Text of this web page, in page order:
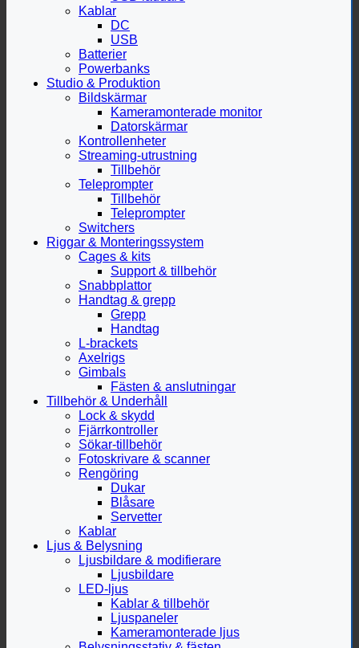
Kablar
DC
USB
Batterier
Powerbanks
Studio & Produktion
Bildskärmar
Kameramonterade monitor
Datorskärmar
Kontrollenheter
Streaming-utrustning
Tillbehör
Teleprompter
Tillbehör
Teleprompter
Switchers
Riggar & Monteringssystem
Cages & kits
Support & tillbehör
Snabbplattor
Handtag & grepp
Grepp
Handtag
L-brackets
Axelrigs
Gimbals
Fästen & anslutningar
Tillbehör & Underhåll
Lock & skydd
Fjärrkontroller
Sökar-tillbehör
Fotoskrivare & scanner
Rengöring
Dukar
Blåsare
Servetter
Kablar
Ljus & Belysning
Ljusbildare & modifierare
Ljusbildare
LED-ljus
Kablar & tillbehör
Ljuspaneler
Kameramonterade ljus